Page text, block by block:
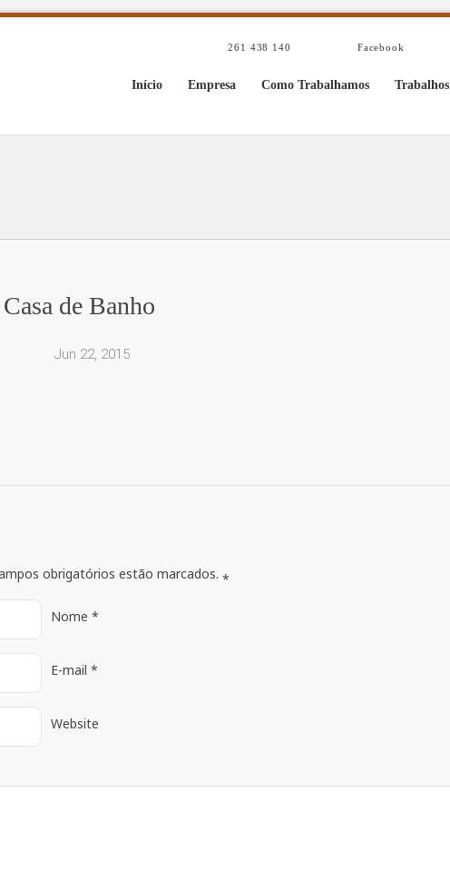
261 438 140 Facebook
Início Empresa Como Trabalhamos Trabalhos
Casa de Banho
Jun 22, 2015
obrigatórios estão marcados.*
Nome *
E-mail *
Website